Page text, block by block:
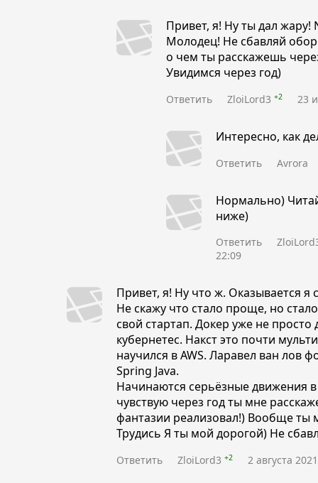
Привет, я! Ну ты дал жару!
Молодец! Не сбавляй
о чем ты расскажешь
Увидимся через год)
Ответить ZloiLord3 +2 23
Интересно, как
Ответить Avrora
Нормально)
ниже)
Ответить
22:09
Привет, я! Ну что ж. Оказывается я
Не скажу что стало проще, но
свой стартап. Докер уже не просто
кубернетес. Накст это почти
научился в AWS. Ларавел ван лов
Spring Java.
Начинаются серьёзные движения
чувствую через год ты мне
фантазии реализовал!) Вообще ты
Трудись Я ты мой дорогой) Не
Ответить ZloiLord3 +2 2 августа